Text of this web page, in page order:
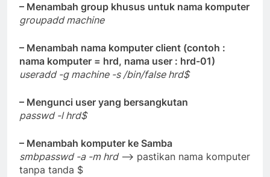
– Menambah group khusus untuk nama komputer
groupadd machine
– Menambah nama komputer client (contoh :
nama komputer = hrd, nama user : hrd-01)
useradd -g machine -s /bin/false hrd$
– Mengunci user yang bersangkutan
passwd -l hrd$
– Menambah komputer ke Samba
smbpasswd -a -m hrd–> pastikan nama komputer
tanpa tanda $